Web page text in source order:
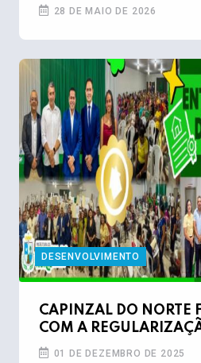
28 DE MAIO DE 2026
DESENVOLVIMENTO
CAPINZAL DO NORTE
COM A
01 DE DEZEMBRO DE 2025